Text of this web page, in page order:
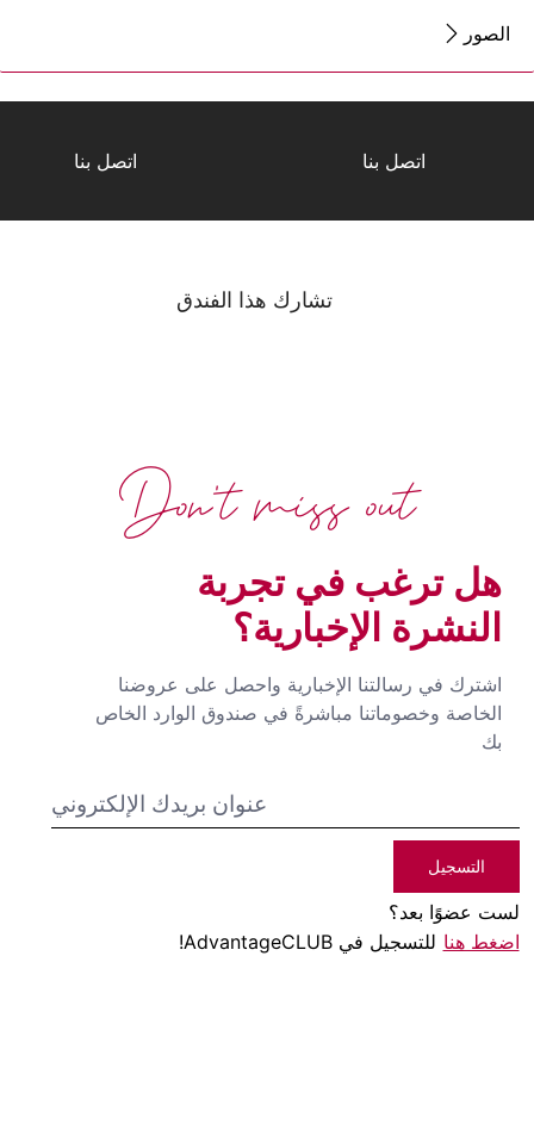
الصور
اتصل بنا اتصل بنا
تشارك هذا الفندق
هل ترغب في تجربة
النشرة الإخبارية؟
اشترك في رسالتنا الإخبارية واحصل على عروضنا
الخاصة وخصوماتنا مباشرةً في صندوق الوارد الخاص
بك
التسجيل
لست عضوًا بعد؟
اضغط هنا للتسجيل في AdvantageCLUB!
Don't miss out